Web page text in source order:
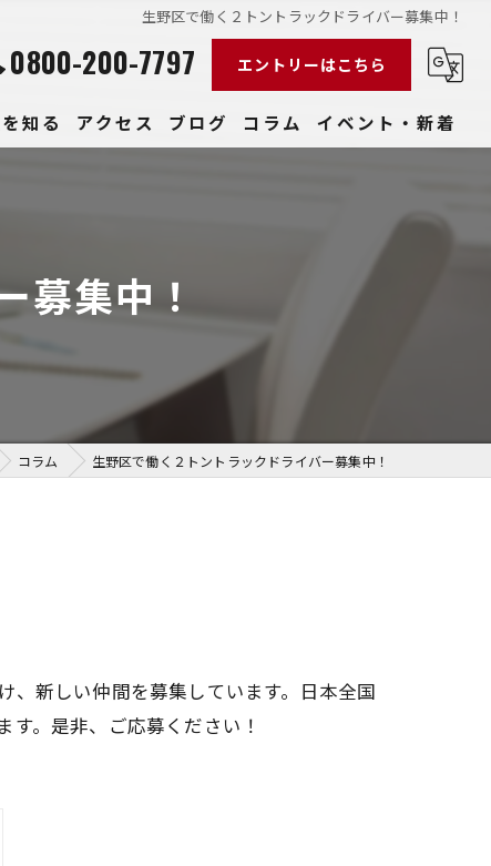
生野区で働く２トントラックドライバー募集中！
0800-200-7797 エントリーはこちら
知る
入
アクセス ブログ コラム イベント・新着
募集中！
コラム 生野区で働く２トントラックドライバー募集中！
、新しい仲間を募集しています。日本全国
。是非、ご応募ください！